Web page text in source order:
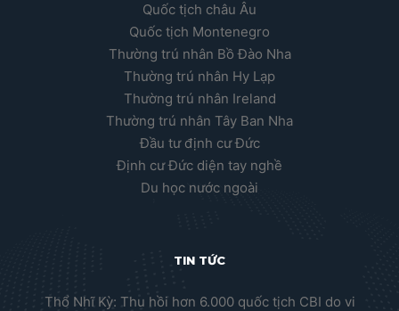
Quốc tịch châu Âu
Quốc tịch Montenegro
Thường trú nhân Bồ Đào Nha
Thường trú nhân Hy Lạp
Thường trú nhân Ireland
Thường trú nhân Tây Ban Nha
Đầu tư định cư Đức
Định cư Đức diện tay nghề
Du học nước ngoài
TIN TỨC
Thổ Nhĩ Kỳ: Thu hồi hơn 6.000 quốc tịch CBI do vi